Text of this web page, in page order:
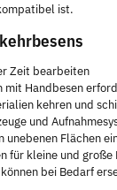
ist.
Zeit bearbeiten
mit Handbesen
kehren und
und
unebenen Flächen
für kleine und große
bei Bedarf